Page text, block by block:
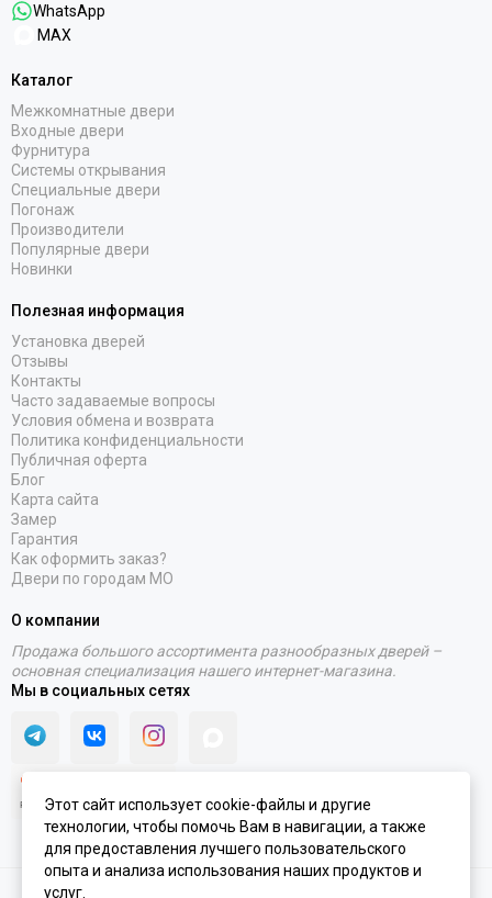
WhatsApp
MAX
Каталог
Межкомнатные двери
Входные двери
Фурнитура
Системы открывания
Специальные двери
Погонаж
Производители
Популярные двери
Новинки
Полезная информация
Установка дверей
Отзывы
Контакты
Часто задаваемые вопросы
Условия обмена и возврата
Политика конфиденциальности
Публичная оферта
Блог
Карта сайта
Замер
Гарантия
Как оформить заказ?
Двери по городам МО
О компании
Продажа большого ассортимента разнообразных дверей –
основная специализация нашего интернет-магазина.
Мы в социальных сетях
Этот сайт использует cookie-файлы и другие
технологии, чтобы помочь Вам в навигации, а также
для предоставления лучшего пользовательского
опыта и анализа использования наших продуктов и
услуг.